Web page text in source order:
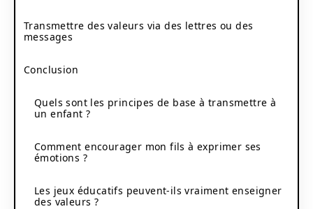
Transmettre des valeurs via des lettres ou des
messages
Conclusion
Quels sont les principes de base à transmettre à
un enfant ?
Comment encourager mon fils à exprimer ses
émotions ?
Les jeux éducatifs peuvent-ils vraiment enseigner
des valeurs ?